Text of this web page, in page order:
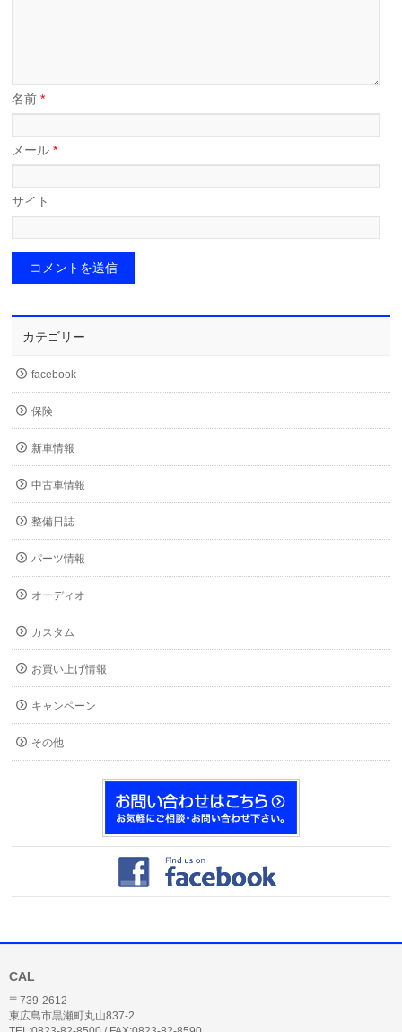
名前*
メール*
サイト
カテゴリー
facebook
保険
新車情報
中古車情報
整備日誌
パーツ情報
オーディオ
カスタム
お買い上げ情報
キャンペーン
その他
CAL
〒739-2612
東広島市黒瀬町丸山837-2